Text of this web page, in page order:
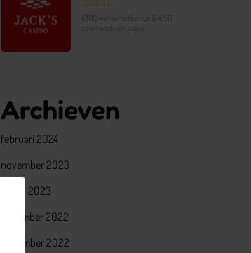
€100 welkomstbonus & €50
sportwedden gratis
Archieven
februari 2024
november 2023
maart 2023
december 2022
november 2022